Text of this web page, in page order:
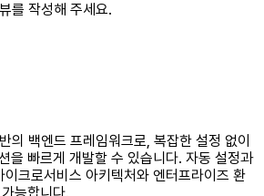
를 작성해 주세요.
백엔드 프레임워크로, 복잡한 설정 없이
을 빠르게 개발할 수 있습니다. 자동 설정과
크로서비스 아키텍처와 엔터프라이즈 환